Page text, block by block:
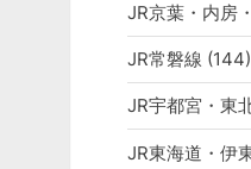
JR京葉・内房
JR常磐線 (144)
JR宇都宮・東
JR東海道・伊